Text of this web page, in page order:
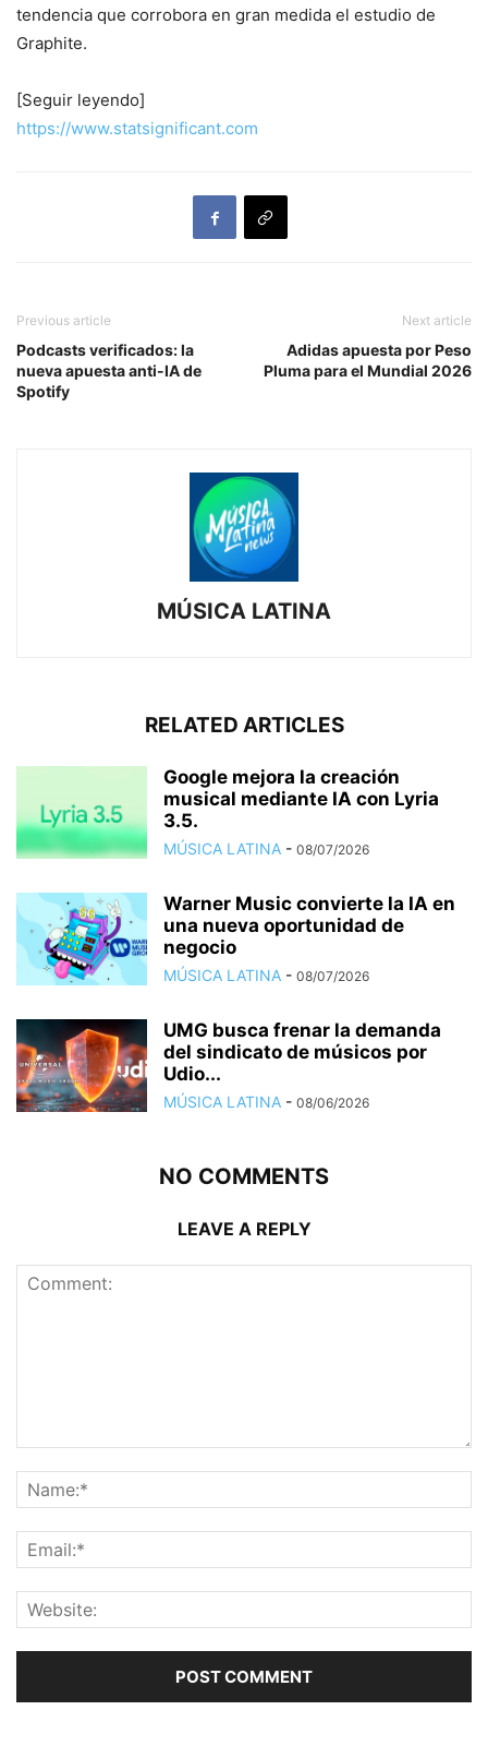
tendencia que corrobora en gran medida el estudio de
Graphite.
[Seguir leyendo]
https://www.statsignificant.com
Previous article
Podcasts verificados: la
nueva apuesta anti-IA de
Spotify
Next article
Adidas apuesta por Peso
Pluma para el Mundial 2026
MÚSICA LATINA
RELATED ARTICLES
Google mejora la creación
musical mediante IA con Lyria
3.5.
MÚSICA LATINA - 08/07/2026
Warner Music convierte la IA en
una nueva oportunidad de
negocio
MÚSICA LATINA - 08/07/2026
UMG busca frenar la demanda
del sindicato de músicos por
Udio...
MÚSICA LATINA - 08/06/2026
NO COMMENTS
LEAVE A REPLY